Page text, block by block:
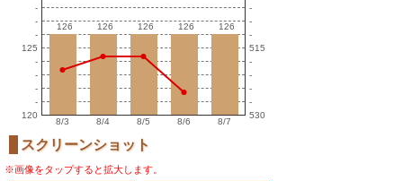
-
-
-
125
-
-
-
-
120
126
126 126
126 126
126 126
126 126
126
8/3 8/4 8/5 8/6 8/7
-
-
-
515
-
-
-
-
530
スクリーンショット
※画像をタップすると拡大します。